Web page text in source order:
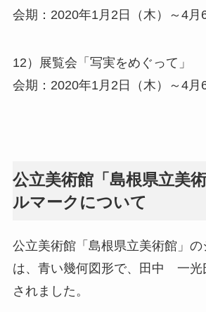
会期：2020年1月2日（木）～4月6
12）展覧会「写実をめぐって」
会期：2020年1月2日（木）～4月6
公立美術館「島根県立美
ルマークについて
公立美術館「島根県立美術館」の
は、青い幾何図形で、田中 一光
されました。